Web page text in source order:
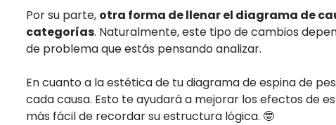
Por su parte, otra forma de llenar el diagrama de
categorías. Naturalmente, este tipo de cambios
de problema que estás pensando analizar.
En cuanto a la estética de tu diagrama de espina de
cada causa. Esto te ayudará a mejorar los efectos de
más fácil de recordar su estructura lógica. 🤓